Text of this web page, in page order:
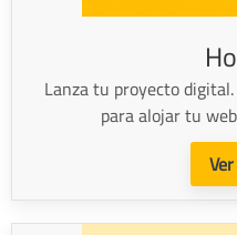
Lanza tu proyecto
para alojar tu